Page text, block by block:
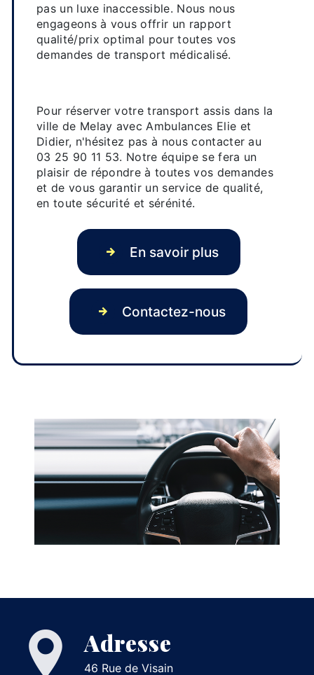
pas un luxe inaccessible. Nous nous
engageons à vous offrir un rapport
qualité/prix optimal pour toutes vos
demandes de transport médicalisé.
Pour réserver votre transport assis dans la
ville de Melay avec Ambulances Elie et
Didier, n'hésitez pas à nous contacter au
03 25 90 11 53. Notre équipe se fera un
plaisir de répondre à toutes vos demandes
et de vous garantir un service de qualité,
en toute sécurité et sérénité.
En savoir plus
Contactez-nous
Adresse
46 Rue de Visain